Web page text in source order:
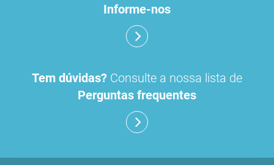
Informe-nos
Tem dúvidas? Consulte a nossa lista de
Perguntas frequentes